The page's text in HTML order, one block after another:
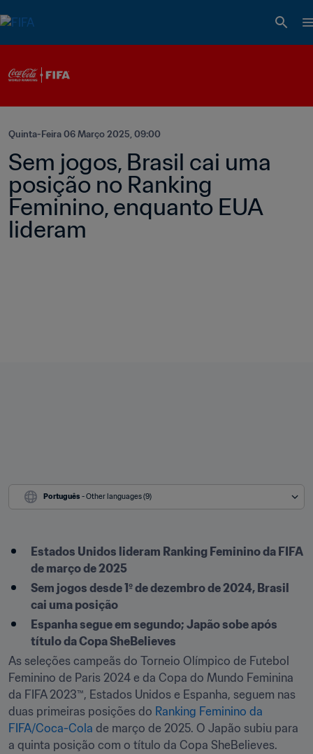
Quinta-Feira 06 Março 2025, 09:00
Sem jogos, Brasil cai uma
posição no Ranking
Feminino, enquanto EUA
lideram
Português - Other languages (9)
Estados Unidos lideram Ranking Feminino da FIFA
de março de 2025
Sem jogos desde 1º de dezembro de 2024, Brasil
cai uma posição
Espanha segue em segundo; Japão sobe após
título da Copa SheBelieves
As seleções campeãs do Torneio Olímpico de Futebol
Feminino de Paris 2024 e da Copa do Mundo Feminina
da FIFA 2023™, Estados Unidos e Espanha, seguem nas
duas primeiras posições do Ranking Feminino da
FIFA/Coca-Cola de março de 2025. O Japão subiu para
a quinta posição com o título da Copa SheBelieves.